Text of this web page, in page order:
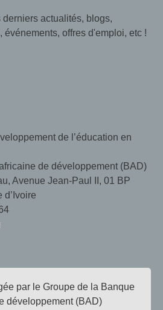
derniers actualités, blogs,
événements, offres d'emploi, etc !
de l’éducation en
de développement (BAD)
Avenue Jean-Paul II, 01 BP
d’Ivoire
par le Groupe de la Banque
développement (BAD)